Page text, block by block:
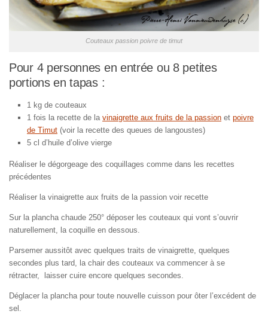
Couteaux passion poivre de timut
Pour 4 personnes en entrée ou 8 petites
portions en tapas :
1 kg de couteaux
1 fois la recette de la vinaigrette aux fruits de la passion et poivre
de Timut (voir la recette des queues de langoustes)
5 cl d’huile d’olive vierge
Réaliser le dégorgeage des coquillages comme dans les recettes
précédentes
Réaliser la vinaigrette aux fruits de la passion voir recette
Sur la plancha chaude 250° déposer les couteaux qui vont s’ouvrir
naturellement, la coquille en dessous.
Parsemer aussitôt avec quelques traits de vinaigrette, quelques
secondes plus tard, la chair des couteaux va commencer à se
rétracter, laisser cuire encore quelques secondes.
Déglacer la plancha pour toute nouvelle cuisson pour ôter l’excédent de
sel.